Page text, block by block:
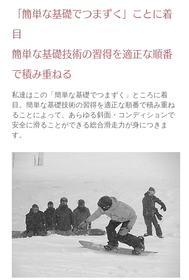
「簡単な基礎でつまずく」ことに着
目
簡単な基礎技術の習得を適正な順番
で積み重ねる
私達はこの「簡単な基礎でつまずく」ところに着
目。簡単な基礎技術の習得を適正な順番で積み重ね
ることによって、あらゆる斜面・コンディションで
安全に滑ることができる総合滑走力が身につきま
す。